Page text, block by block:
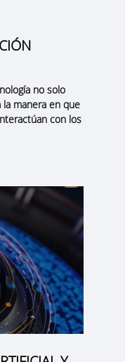
no solo
manera en que
con los